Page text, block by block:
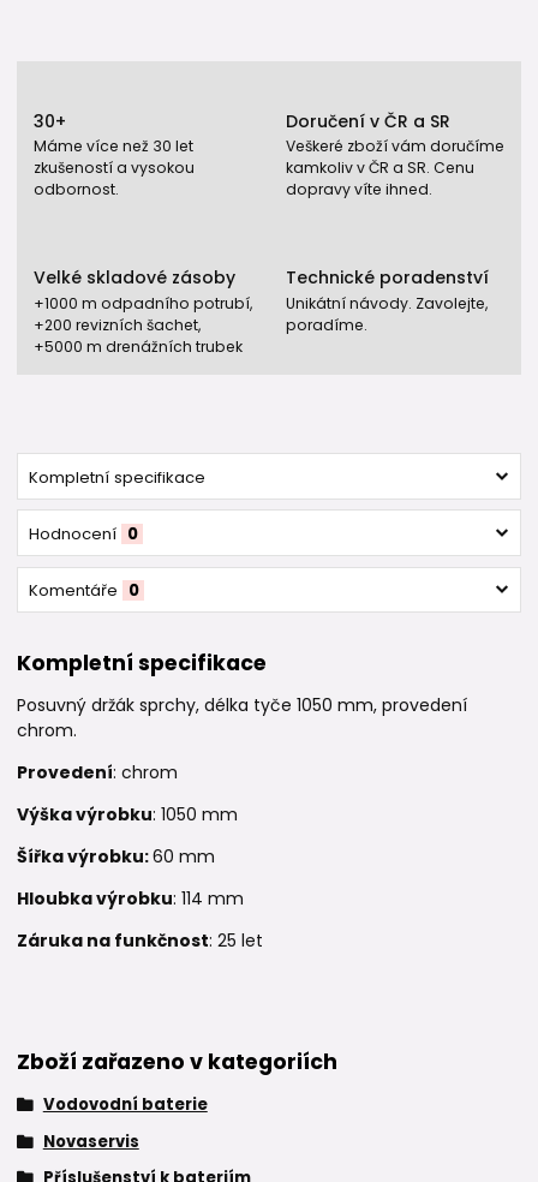
30+
Máme více než 30 let
zkušeností a vysokou
odbornost.
Doručení v ČR a SR
Veškeré zboží vám doručíme
kamkoliv v ČR a SR. Cenu
dopravy víte ihned.
Velké skladové zásoby
+1000 m odpadního potrubí,
+200 revizních šachet,
+5000 m drenážních trubek
Technické poradenství
Unikátní návody. Zavolejte,
poradíme.
Kompletní specifikace
Hodnocení 0
Komentáře 0
Kompletní specifikace
Posuvný držák sprchy, délka tyče 1050 mm, provedení
chrom.
Provedení: chrom
Výška výrobku: 1050 mm
Šířka výrobku:60 mm
Hloubka výrobku: 114 mm
Záruka na funkčnost: 25 let
Zboží zařazeno v kategoriích
Vodovodní baterie
Novaservis